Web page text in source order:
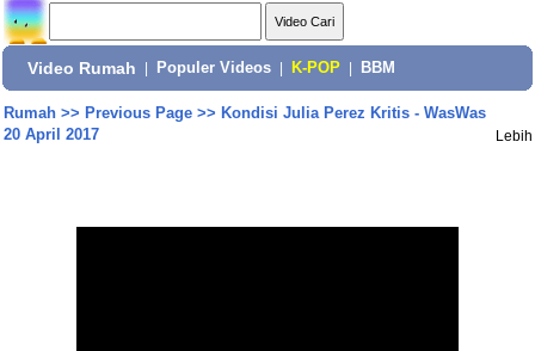
Video Rumah Populer Videos K-POP BBM
Rumah>> Previous Page>> Kondisi Julia Perez Kritis - WasWas
20 April 2017
Lebih